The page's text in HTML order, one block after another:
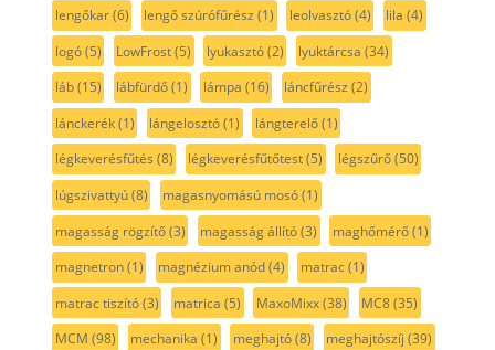
lengőkar(6) lengő szúrófűrész (1) leolvasztó(4) lila (4)
logó(5) LowFrost(5) lyukasztó(2) lyuktárcsa (34)
láb(15) lábfürdő(1) lámpa (16) láncfűrész (2)
lánckerék(1) lángelosztó(1) lángterelő(1)
légkeverésfűtés (8) légkeverésfűtőtest(5) légszűrő(50)
lúgszivattyú(8) magasnyomású mosó(1)
magasság rögzítő(3) magasság állító(3) maghőmérő(1)
magnetron(1) magnézium anód(4) matrac(1)
matrac tiszító(3) matrica (5) MaxoMixx(38) MC8(35)
MCM (98) mechanika (1) meghajtó(8) meghajtószíj (39)